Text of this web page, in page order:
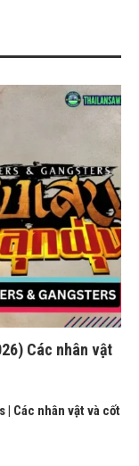
Các nhân vật
| Các nhân vật và cốt